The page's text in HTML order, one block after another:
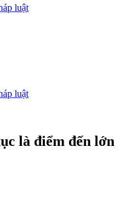
luật
luật
là điểm đến lớn